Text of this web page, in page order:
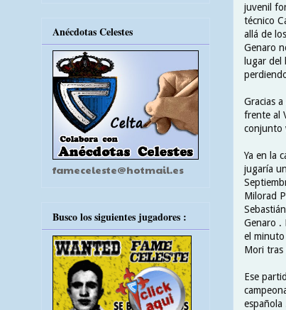
juvenil
técnico
allá de
Genaro
lugar del
Gracias
frente al
conjunto
Ya en la
jugaría
Milorad
Genaro .
el
Mori tras
Ese
Anécdotas Celestes
fameceleste@hotmail.es
Busco los siguientes jugadores :